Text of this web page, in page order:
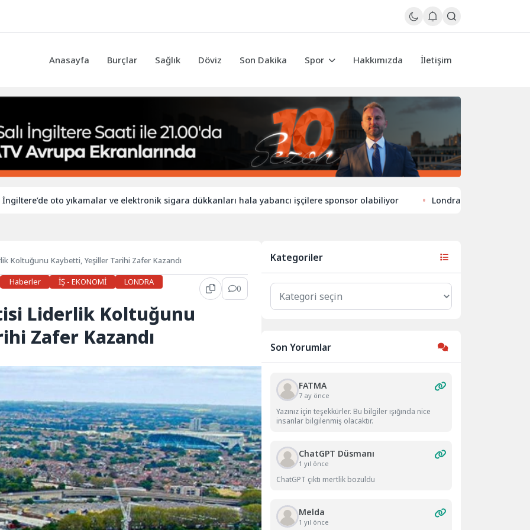
Anasayfa Burçlar Sağlık Döviz Son Dakika Spor Hakkımızda İletişim
oto yıkamalar ve elektronik sigara dükkanları hala yabancı işçilere sponsor olabiliyor Londra’nın eğlence hayatında
Koltuğunu Kaybetti, Yeşiller Tarihi Zafer Kazandı
Haberler İŞ - EKONOMİ
LONDRA
0
Liderlik Koltuğunu
Zafer Kazandı
Kategoriler
Kategoriler
Son Yorumlar
FATMA
7 ay önce
Yazınız için teşekkürler. Bu bilgiler ışığında nice
insanlar bilgilenmiş olacaktır.
ChatGPT Düsmanı
1 yıl önce
ChatGPT çıktı mertlik bozuldu
Melda
1 yıl önce